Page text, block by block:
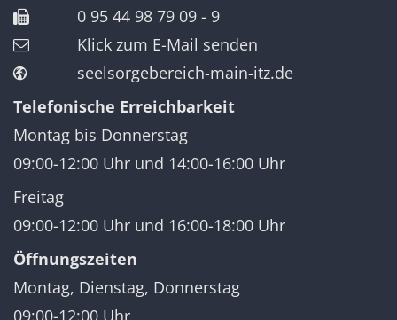
0 95 44 98 79 09 - 9
Klick zum E-Mail senden
seelsorgebereich-main-itz.de
Telefonische Erreichbarkeit
Montag bis Donnerstag
09:00-12:00 Uhr und 14:00-16:00 Uhr
Freitag
09:00-12:00 Uhr und 16:00-18:00 Uhr
Öffnungszeiten
Montag, Dienstag, Donnerstag